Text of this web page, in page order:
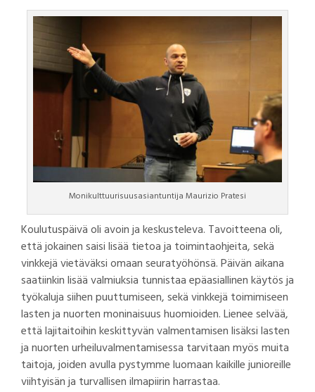
Monikulttuurisuusasiantuntija Maurizio Pratesi
Koulutuspäivä oli avoin ja keskusteleva. Tavoitteena oli,
että jokainen saisi lisää tietoa ja toimintaohjeita, sekä
vinkkejä vietäväksi omaan seuratyöhönsä. Päivän aikana
saatiinkin lisää valmiuksia tunnistaa epäasiallinen käytös ja
työkaluja siihen puuttumiseen, sekä vinkkejä toimimiseen
lasten ja nuorten moninaisuus huomioiden. Lienee selvää,
että lajitaitoihin keskittyvän valmentamisen lisäksi lasten
ja nuorten urheiluvalmentamisessa tarvitaan myös muita
taitoja, joiden avulla pystymme luomaan kaikille junioreille
viihtyisän ja turvallisen ilmapiirin harrastaa.